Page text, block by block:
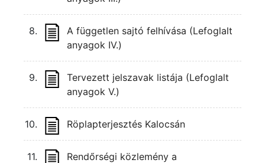
8.
A független sajtó felhívása (Lefoglalt
anyagok IV.)
9.
Tervezett jelszavak listája (Lefoglalt
anyagok V.)
10. Röplapterjesztés Kalocsán
11.
Rendőrségi közlemény a